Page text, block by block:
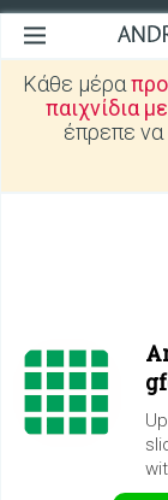
Κάθε μέρα
παιχνίδια
έπρεπε να